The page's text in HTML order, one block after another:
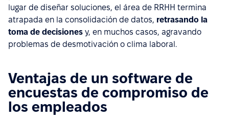
lugar de diseñar soluciones, el área de RRHH termina
atrapada en la consolidación de datos, retrasando la
toma de decisiones y, en muchos casos, agravando
problemas de desmotivación o clima laboral.
Ventajas de un software de
encuestas de compromiso de
los empleados